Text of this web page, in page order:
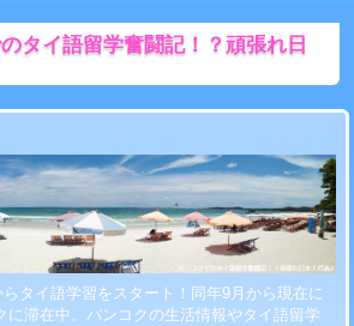
タイ語留学奮闘記！？頑張れ日
タイ語学習をスタート！同年9月から現在に
に滞在中。バンコクの生活情報やタイ語留学